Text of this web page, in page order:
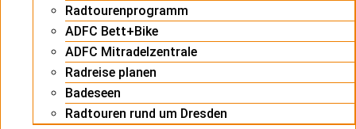
Radtourenprogramm
ADFC Bett+Bike
ADFC Mitradelzentrale
Radreise planen
Badeseen
Radtouren rund um Dresden